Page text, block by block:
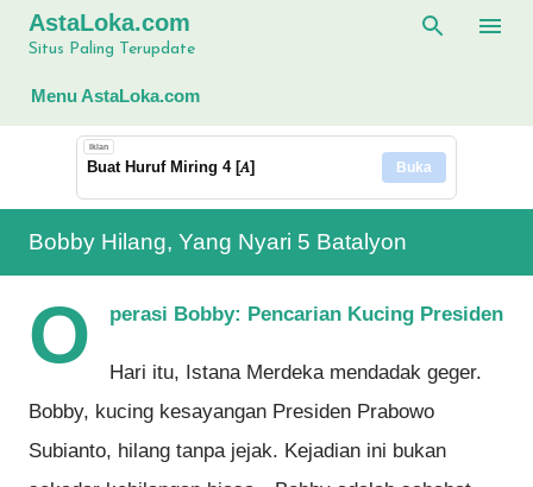
Langsung ke konten utama
AstaLoka.com
Situs Paling Terupdate
Menu AstaLoka.com
Iklan
Buat Huruf Miring 4 [𝐴] Buka
Bobby Hilang, Yang Nyari 5 Batalyon
O perasi Bobby: Pencarian Kucing Presiden
Hari itu, Istana Merdeka mendadak geger.
Bobby, kucing kesayangan Presiden Prabowo
Subianto, hilang tanpa jejak. Kejadian ini bukan